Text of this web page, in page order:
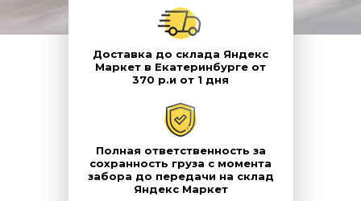
Доставка до склада Яндекс
Маркет в Екатеринбурге от
370 р.и от 1 дня
Полная ответственность за
сохранность груза с момента
забора до передачи на склад
Яндекс Маркет